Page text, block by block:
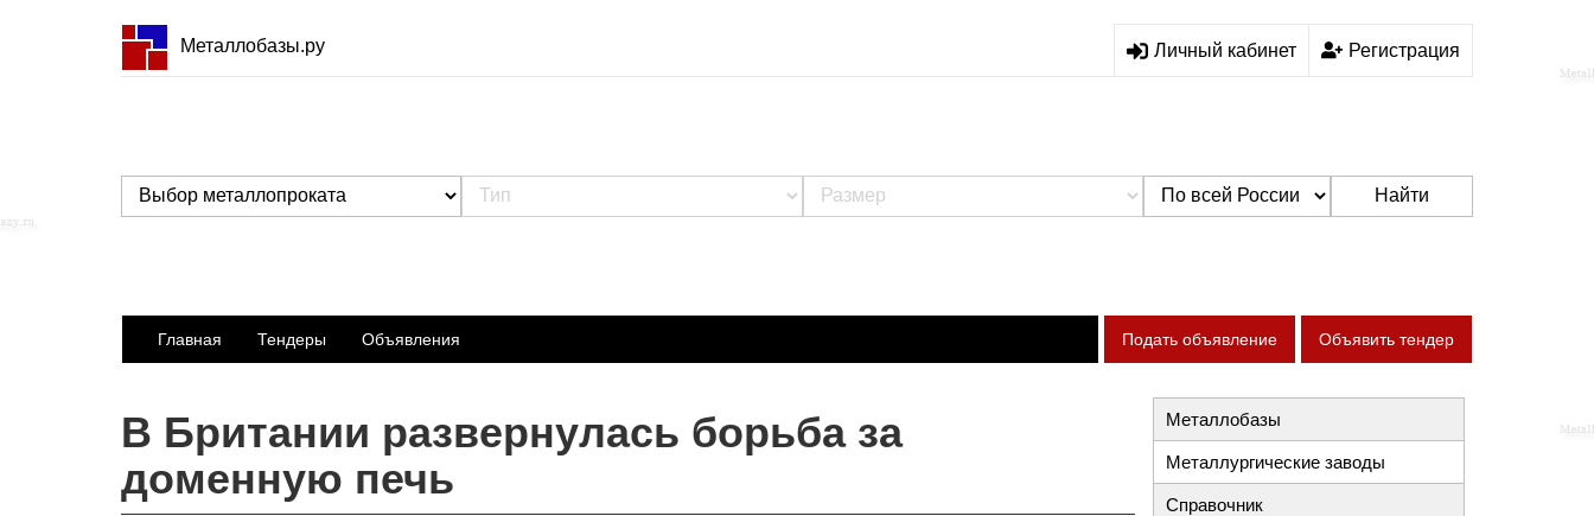
Металлобазы.ру Личный кабинет Регистрация
Найти
Главная Тендеры Объявления Подать объявление Объявить тендер
В Британии развернулась борьба за
доменную печь
Металлобазы
Металлургические заводы
Справочник